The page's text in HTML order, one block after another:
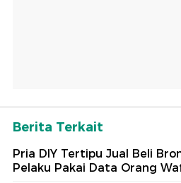
Berita Terkait
Pria DIY Tertipu Jual Beli
Pelaku Pakai Data Orang